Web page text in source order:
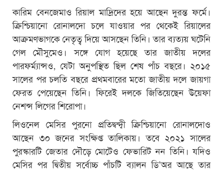
কারিম বেনজেমাও রিয়াল মাদ্রিদের হয়ে আছেন দুরন্ত ফর্মে।
ক্রিশ্চিয়ানো রোনালদো চলে যাওয়ার পর থেকেই রিয়ালের
আক্রমণভাগকে নেতৃত্ব দিয়ে আসছেন তিনি। তার ব্যত্যয় ঘটেনি
গেল মৌসুমেও। সঙ্গে যোগ হয়েছে তার জাতীয় দলের
পারফর্ম্যান্সও, যেটা অনুপস্থিত ছিল শেষ পাঁচ বছরে। ২০১৫
সালের পর চলতি বছরে প্রথমবারের মতো জাতীয় দলে জায়গা
ফেরত পেয়েছেন তিনি। ফিরেই দলকে জিতিয়েছেন উয়েফা
নেশন্স লিগের শিরোপা।
লিওনেল মেসির পুরনো প্রতিদ্বন্দ্বী ক্রিশ্চিয়ানো রোনালদোও
আছেন ৩০ জনের সংক্ষিপ্ত তালিকায়। তবে ২০২১ সালের
পুরস্কারটি জেতার দৌড়ে মোটেও ফেভারিট নন তিনি। যদিও
মেসির পর দ্বিতীয় সর্বোচ্চ পাঁচটি ব্যালন ডি’অর আছে তার